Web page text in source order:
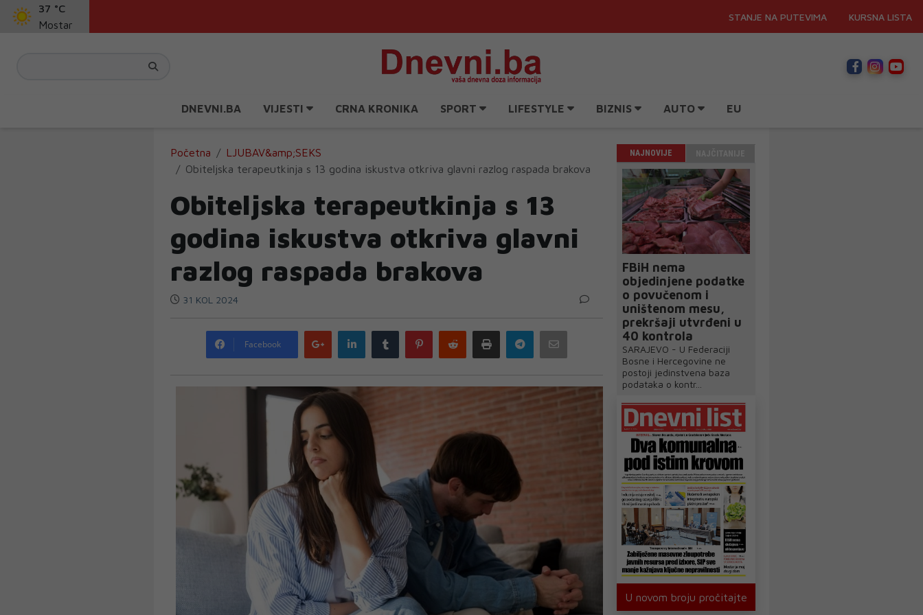
37 °C
Mostar
STANJE NA PUTEVIMA KURSNA LISTA
DNEVNI.BA VIJESTI CRNA KRONIKA SPORT LIFESTYLE BIZNIS AUTO EU
Početna
LJUBAV&amp;SEKS
Obiteljska terapeutkinja s 13 godina iskustva otkriva glavni razlog raspada brakova
Obiteljska terapeutkinja s 13
godina iskustva otkriva glavni
razlog raspada brakova
31 KOL 2024
Facebook
Google
plus
LinkedIn Tumblr PinterestReddit Print Telegram
NAJNOVIJE
FBiH nema
objedinjene podatke
o povučenom i
uništenom mesu,
prekršaji utvrđeni u
40 kontrola
SARAJEVO - U Federaciji
Bosne i Hercegovine ne
postoji jedinstvena baza
podataka o kontr...
U novom broju pročitajte